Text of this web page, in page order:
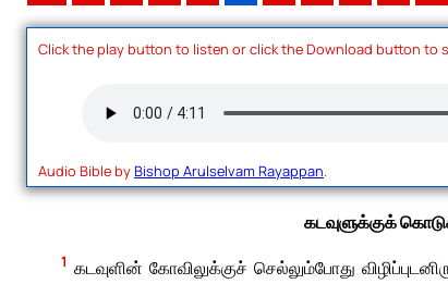
Click the play button to listen or click the Download button to
Audio Bible byBishop Arulselvam Rayappan.
கடவுளுக்குக்
1 கடவுளின் கோவிலுக்குச் செல்லும்போது